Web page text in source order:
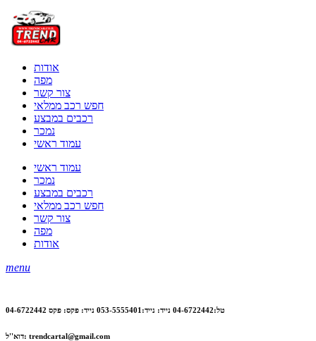
אודות
מפה
צור קשר
חפש רכב ממלאי
רכבים במבצע
נמכר
עמוד ראשי
עמוד ראשי
נמכר
רכבים במבצע
חפש רכב ממלאי
צור קשר
מפה
אודות
menu
טל:04-6722442 נייד: נייד:053-5555401 נייד: פקס: פקס 04-6722442
דוא''ל: trendcartal@gmail.com